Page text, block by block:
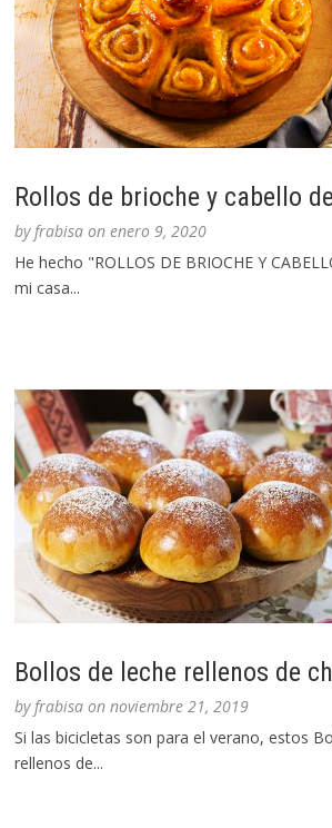
Rollos de brioche y cabello
byfrabisa onenero 9, 2020
He hecho "ROLLOS DE BRIOCHE Y
mi casa...
Bollos de leche rellenos de
byfrabisa onnoviembre 21, 2019
Si las bicicletas son para el verano, estos
rellenos de...